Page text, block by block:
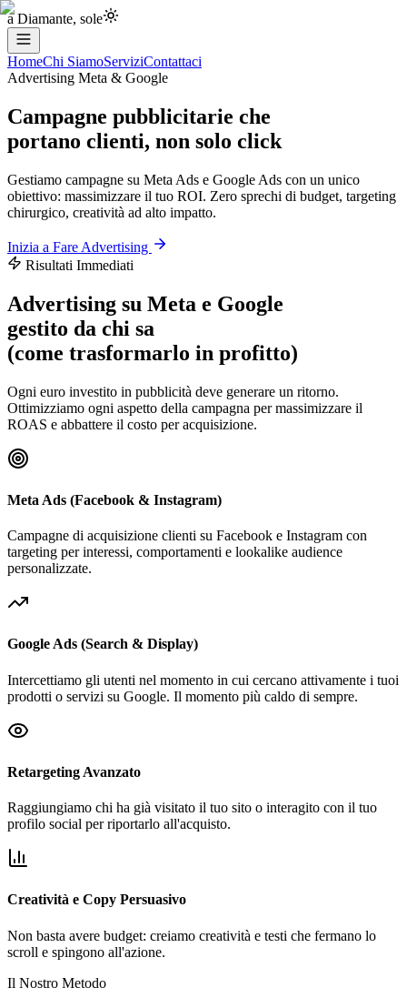
a Diamante, sole
HomeChi SiamoServiziContattaci
Advertising Meta & Google
Campagne pubblicitarie che
portano clienti, non solo click
Gestiamo campagne su Meta Ads e Google Ads con un unico
obiettivo: massimizzare il tuo ROI. Zero sprechi di budget, targeting
chirurgico, creatività ad alto impatto.
Inizia a Fare Advertising
Risultati Immediati
Advertising su Meta e Google
gestito da chi sa
(come trasformarlo in profitto)
Ogni euro investito in pubblicità deve generare un ritorno.
Ottimizziamo ogni aspetto della campagna per massimizzare il
ROAS e abbattere il costo per acquisizione.
Meta Ads (Facebook & Instagram)
Campagne di acquisizione clienti su Facebook e Instagram con
targeting per interessi, comportamenti e lookalike audience
personalizzate.
Google Ads (Search & Display)
Intercettiamo gli utenti nel momento in cui cercano attivamente i tuoi
prodotti o servizi su Google. Il momento più caldo di sempre.
Retargeting Avanzato
Raggiungiamo chi ha già visitato il tuo sito o interagito con il tuo
profilo social per riportarlo all'acquisto.
Creatività e Copy Persuasivo
Non basta avere budget: creiamo creatività e testi che fermano lo
scroll e spingono all'azione.
Il Nostro Metodo